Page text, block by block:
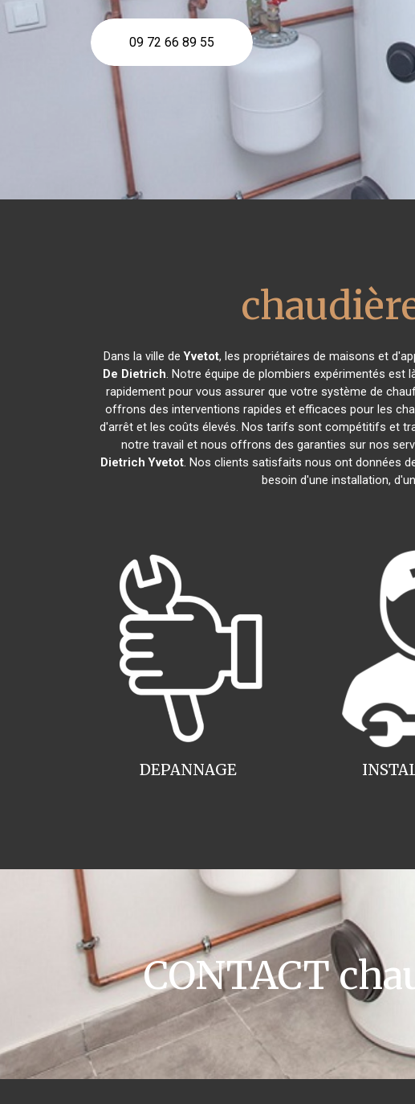
09 72 66 89 55
Dans la ville deYvetot, les propriétaires de maisons et
De Dietrich. Notre équipe de plombiers expérimentés est
rapidement pour vous assurer que votre système de
offrons des interventions rapides et efficaces pour les
d'arrêt et les coûts élevés. Nos tarifs sont compétitifs et
notre travail et nous offrons des garanties sur nos
Dietrich Yvetot. Nos clients satisfaits nous ont données
besoin d'une installation,
DEPANNAGE
CONTACT